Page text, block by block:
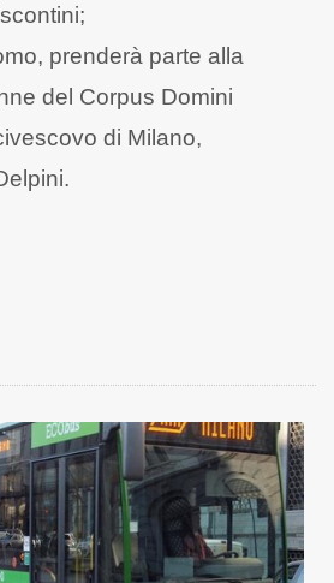
prenderà parte alla
del Corpus Domini
di Milano,